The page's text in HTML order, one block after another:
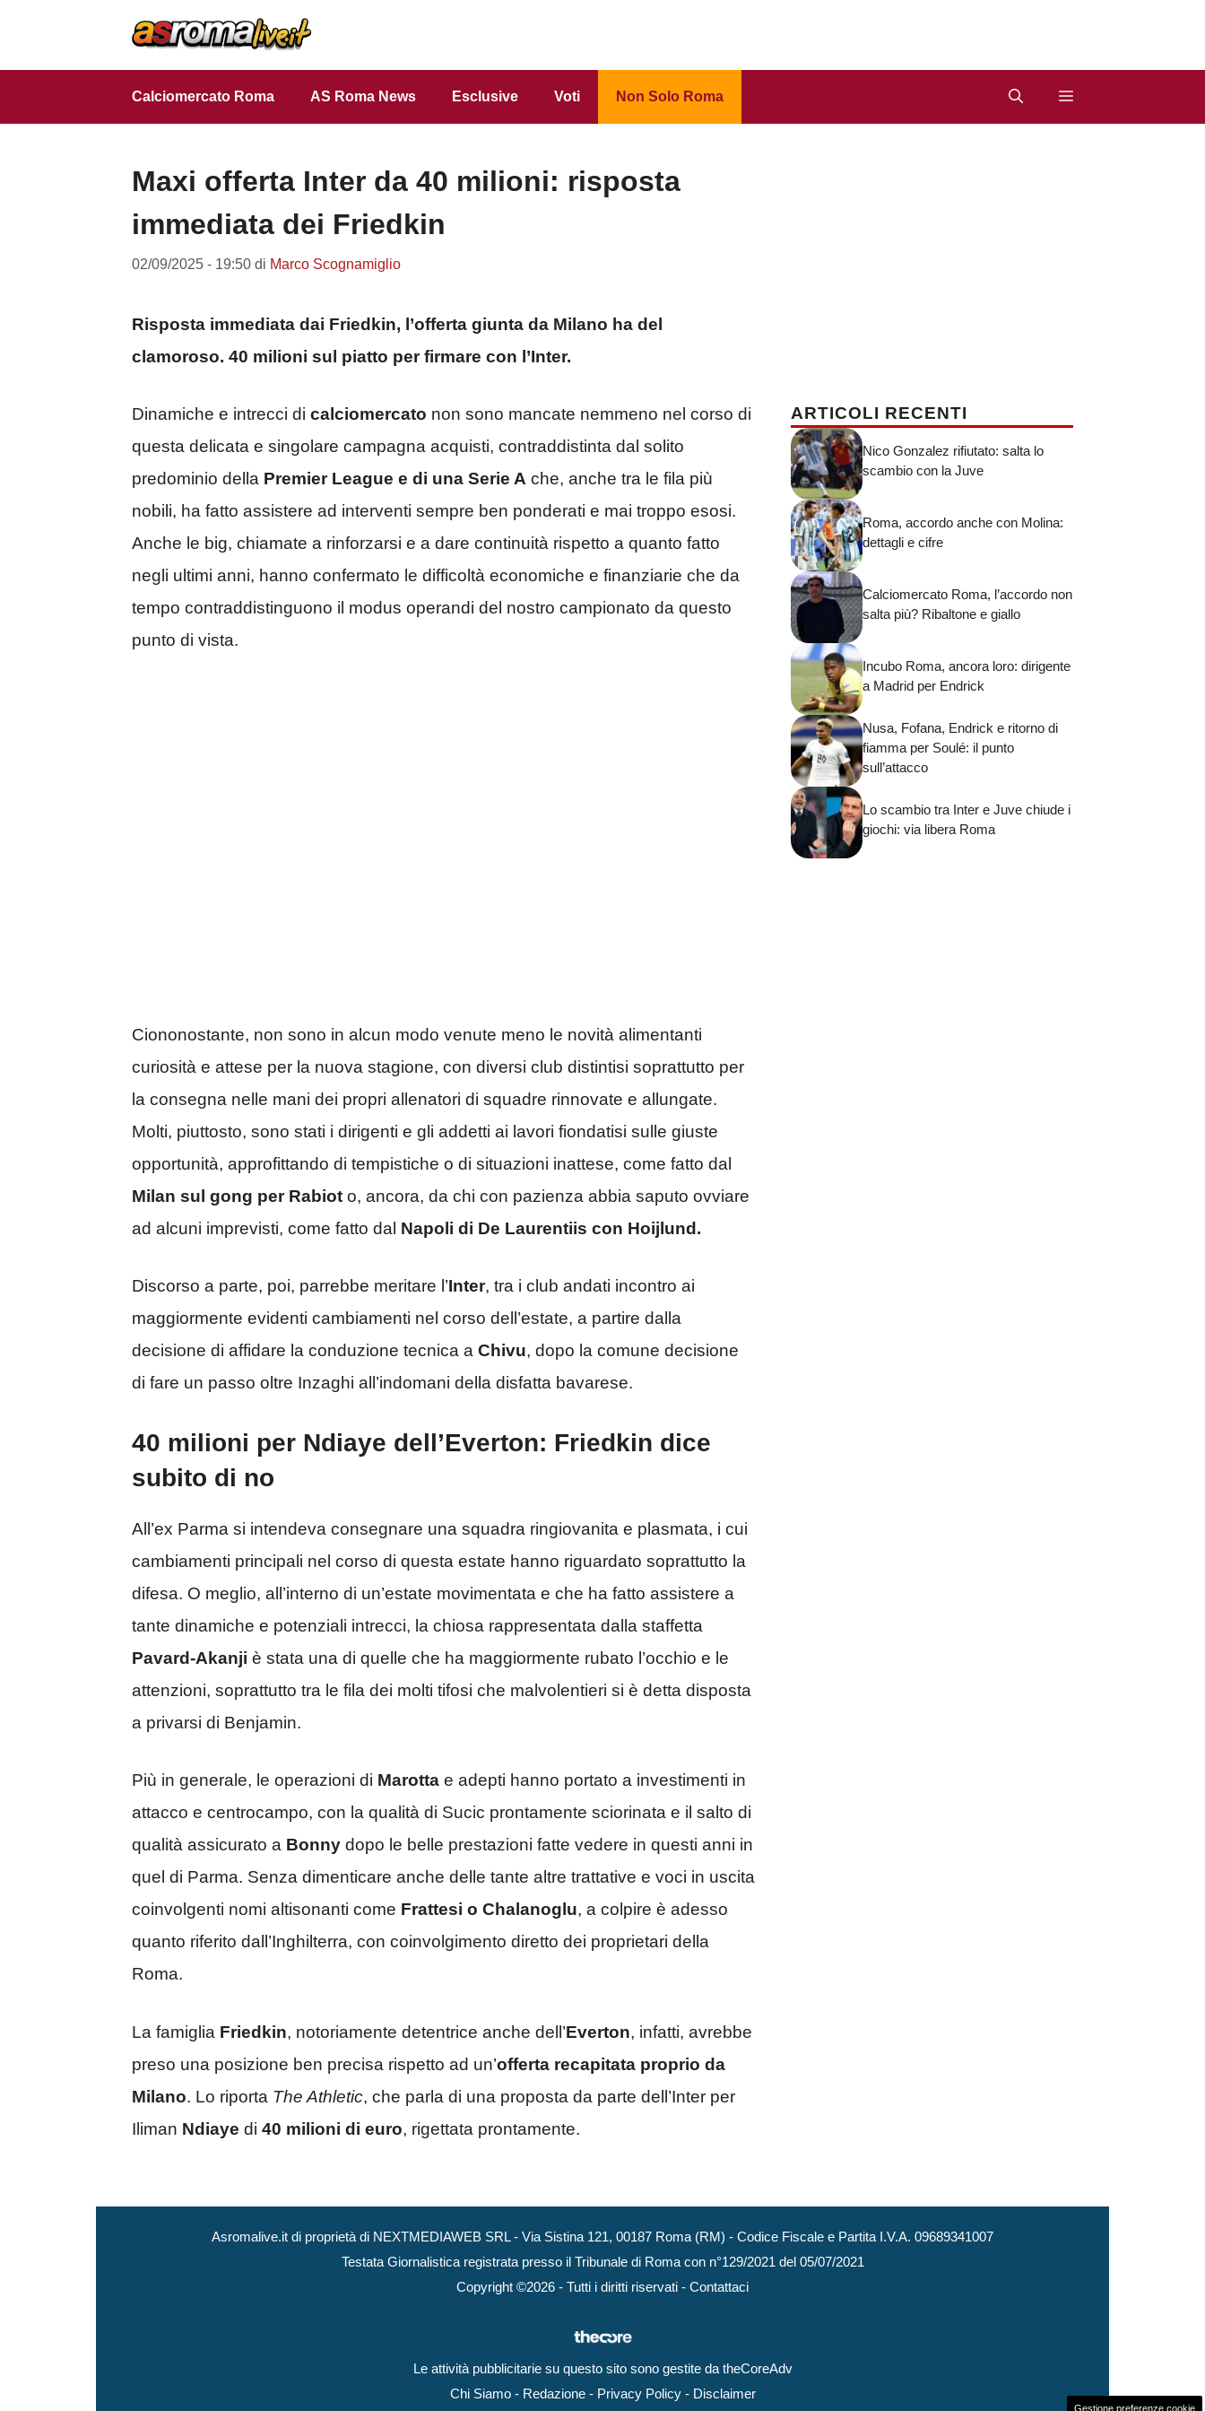
Calciomercato Roma AS Roma News Esclusive Voti Non Solo Roma
Maxi offerta Inter da 40 milioni: risposta
immediata dei Friedkin
02/09/2025 - 19:50 di Marco Scognamiglio
Risposta immediata dai Friedkin, l’offerta giunta da Milano ha del
clamoroso. 40 milioni sul piatto per firmare con l’Inter.
Dinamiche e intrecci di calciomercato non sono mancate nemmeno nel corso di
questa delicata e singolare campagna acquisti, contraddistinta dal solito
predominio della Premier League e di una Serie A che, anche tra le fila più
nobili, ha fatto assistere ad interventi sempre ben ponderati e mai troppo esosi.
Anche le big, chiamate a rinforzarsi e a dare continuità rispetto a quanto fatto
negli ultimi anni, hanno confermato le difficoltà economiche e finanziarie che da
tempo contraddistinguono il modus operandi del nostro campionato da questo
punto di vista.
Ciononostante, non sono in alcun modo venute meno le novità alimentanti
curiosità e attese per la nuova stagione, con diversi club distintisi soprattutto per
la consegna nelle mani dei propri allenatori di squadre rinnovate e allungate.
Molti, piuttosto, sono stati i dirigenti e gli addetti ai lavori fiondatisi sulle giuste
opportunità, approfittando di tempistiche o di situazioni inattese, come fatto dal
Milan sul gong per Rabiot o, ancora, da chi con pazienza abbia saputo ovviare
ad alcuni imprevisti, come fatto dal Napoli di De Laurentiis con Hoijlund.
Discorso a parte, poi, parrebbe meritare l’Inter, tra i club andati incontro ai
maggiormente evidenti cambiamenti nel corso dell’estate, a partire dalla
decisione di affidare la conduzione tecnica a Chivu, dopo la comune decisione
di fare un passo oltre Inzaghi all’indomani della disfatta bavarese.
40 milioni per Ndiaye dell’Everton: Friedkin dice
subito di no
All’ex Parma si intendeva consegnare una squadra ringiovanita e plasmata, i cui
cambiamenti principali nel corso di questa estate hanno riguardato soprattutto la
difesa. O meglio, all’interno di un’estate movimentata e che ha fatto assistere a
tante dinamiche e potenziali intrecci, la chiosa rappresentata dalla staffetta
Pavard-Akanji è stata una di quelle che ha maggiormente rubato l’occhio e le
attenzioni, soprattutto tra le fila dei molti tifosi che malvolentieri si è detta disposta
a privarsi di Benjamin.
Più in generale, le operazioni di Marotta e adepti hanno portato a investimenti in
attacco e centrocampo, con la qualità di Sucic prontamente sciorinata e il salto di
qualità assicurato a Bonny dopo le belle prestazioni fatte vedere in questi anni in
quel di Parma. Senza dimenticare anche delle tante altre trattative e voci in uscita
coinvolgenti nomi altisonanti come Frattesi o Chalanoglu, a colpire è adesso
quanto riferito dall’Inghilterra, con coinvolgimento diretto dei proprietari della
Roma.
La famiglia Friedkin, notoriamente detentrice anche dell’Everton, infatti, avrebbe
preso una posizione ben precisa rispetto ad un’offerta recapitata proprio da
Milano. Lo riporta The Athletic, che parla di una proposta da parte dell’Inter per
Iliman Ndiaye di 40 milioni di euro, rigettata prontamente.
ARTICOLI RECENTI
Nico Gonzalez rifiutato: salta lo
scambio con la Juve
Roma, accordo anche con Molina:
dettagli e cifre
Calciomercato Roma, l’accordo non
salta più? Ribaltone e giallo
Incubo Roma, ancora loro: dirigente
a Madrid per Endrick
Nusa, Fofana, Endrick e ritorno di
fiamma per Soulé: il punto
sull’attacco
Lo scambio tra Inter e Juve chiude i
giochi: via libera Roma
Asromalive.it di proprietà di NEXTMEDIAWEB SRL - Via Sistina 121, 00187 Roma (RM) - Codice Fiscale e Partita I.V.A. 09689341007
Testata Giornalistica registrata presso il Tribunale di Roma con n°129/2021 del 05/07/2021
Copyright ©2026 - Tutti i diritti riservati - Contattaci
Le attività pubblicitarie su questo sito sono gestite da theCoreAdv
Chi Siamo- Redazione- Privacy Policy- Disclaimer
Gestione preferenze cookie